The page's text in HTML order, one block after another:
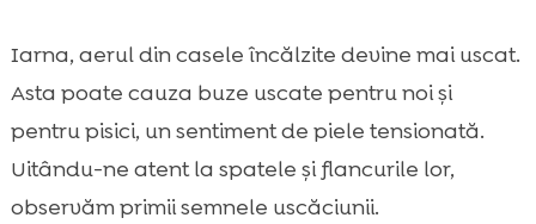
Iarna, aerul din casele încălzite devine mai uscat.
Asta poate cauza buze uscate pentru noi și
pentru pisici, un sentiment de piele tensionată.
Uitându-ne atent la spatele și flancurile lor,
observăm primii semnele uscăciunii.